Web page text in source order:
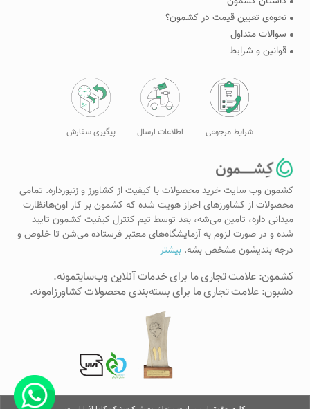
کشمون وب سایت خرید محصولات با کیفیت از کشاورز و زنبورداره. تمامی
محصولات از کشاورزهای احراز هویت شده که کشمون بر کار اون‌هانظارت
میدانی داره، تامین می‌شه، بعد توسط تیم کنترل کیفیت کشمون تایید
شده و در صورت لزوم به آزمایشگاه‌های معتبر فرستاده می‌شن تا خلوص و
درجه بندیشون مشخص بشه. بیشتر
نحوه‌ی تعیین قیمت در کشمون؟
سوالات متداول
قوانین و شرایط
شرایط مرجوعی اطلاعات ارسال پیگیری سفارش
کشمون: علامت تجاری ما برای خدمات آنلاین وب‌سایتمونه.
دشبون: علامت تجاری ما برای بسته‌بندی محصولات کشاورزامونه.